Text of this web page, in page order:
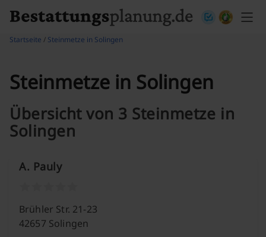
Startseite / Steinmetze in Solingen
Steinmetze in Solingen
Übersicht von 3 Steinmetze in
Solingen
A. Pauly
Brühler Str. 21-23
42657 Solingen